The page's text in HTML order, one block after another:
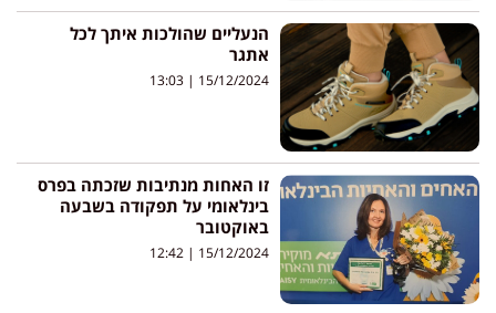
הנעליים שהולכות איתך לכל
אתגר
15/12/2024
זו האחות מנתיבות שזכתה בפרס
בינלאומי על תפקודה בשבעה
באוקטובר
15/12/2024